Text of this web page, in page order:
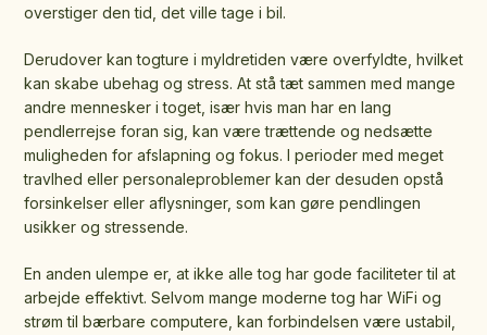
overstiger den tid, det ville tage i bil.
Derudover kan togture i myldretiden være overfyldte, hvilket
kan skabe ubehag og stress. At stå tæt sammen med mange
andre mennesker i toget, især hvis man har en lang
pendlerrejse foran sig, kan være trættende og nedsætte
muligheden for afslapning og fokus. I perioder med meget
travlhed eller personaleproblemer kan der desuden opstå
forsinkelser eller aflysninger, som kan gøre pendlingen
usikker og stressende.
En anden ulempe er, at ikke alle tog har gode faciliteter til at
arbejde effektivt. Selvom mange moderne tog har WiFi og
strøm til bærbare computere, kan forbindelsen være ustabil,